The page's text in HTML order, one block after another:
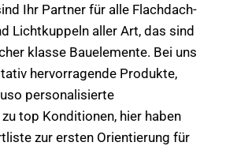
Ihr Partner für alle Flachdach-
Lichtkuppeln aller Art, das sind
klasse Bauelemente. Bei uns
hervorragende Produkte,
personalisierte
top Konditionen, hier haben
zur ersten Orientierung für